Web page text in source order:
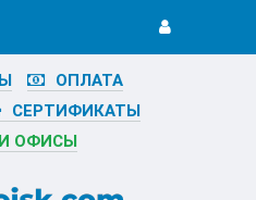
ОПЛАТА
СЕРТИФИКАТЫ
ОФИСЫ